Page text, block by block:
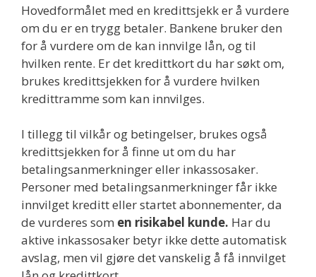
Hovedformålet med en kredittsjekk er å vurdere
om du er en trygg betaler. Bankene bruker den
for å vurdere om de kan innvilge lån, og til
hvilken rente. Er det kredittkort du har søkt om,
brukes kredittsjekken for å vurdere hvilken
kredittramme som kan innvilges.
I tillegg til vilkår og betingelser, brukes også
kredittsjekken for å finne ut om du har
betalingsanmerkninger eller inkassosaker.
Personer med betalingsanmerkninger får ikke
innvilget kreditt eller startet abonnementer, da
de vurderes som en risikabel kunde. Har du
aktive inkassosaker betyr ikke dette automatisk
avslag, men vil gjøre det vanskelig å få innvilget